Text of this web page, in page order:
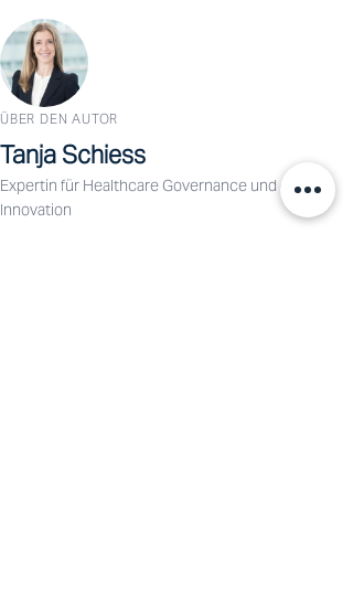
ÜBER DEN AUTOR
Tanja Schiess
Expertin für Healthcare Governance und digitale
Innovation